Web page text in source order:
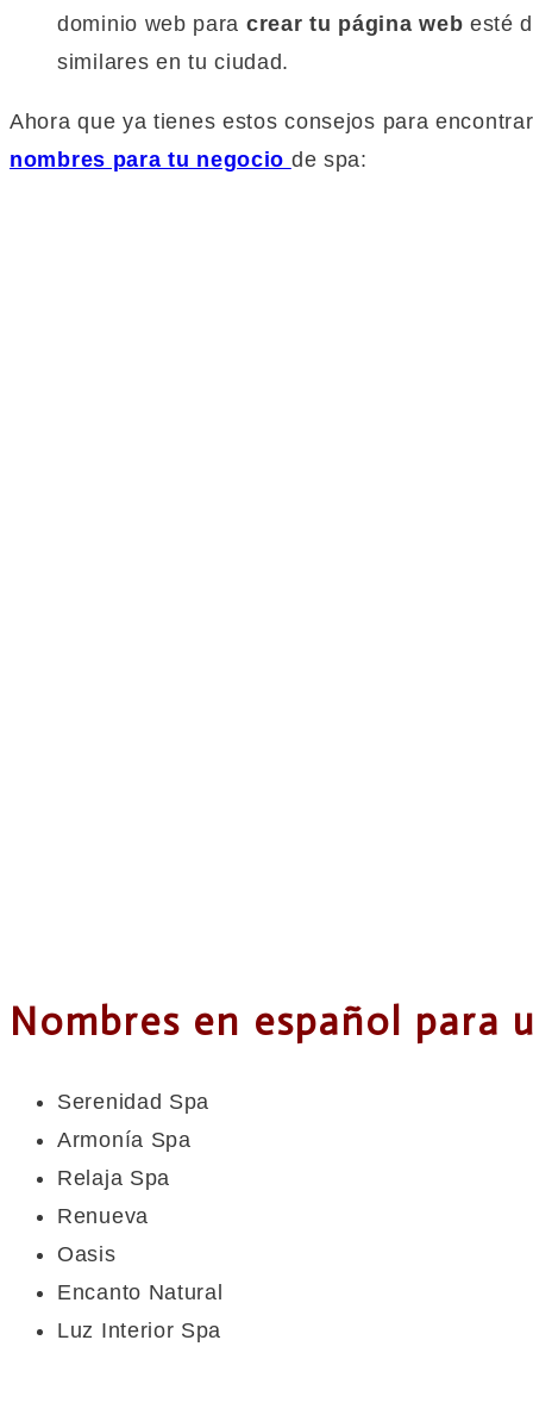
dominio web para crear tu página web esté
similares en tu ciudad.
Ahora que ya tienes estos consejos para
nombres para tu negocio de spa:
Nombres en español para
Serenidad Spa
Armonía Spa
Relaja Spa
Renueva
Oasis
Encanto Natural
Luz Interior Spa